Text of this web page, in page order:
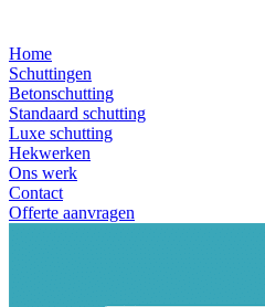
Home
Schuttingen
Betonschutting
Standaard schutting
Luxe schutting
Hekwerken
Ons werk
Contact
Offerte aanvragen